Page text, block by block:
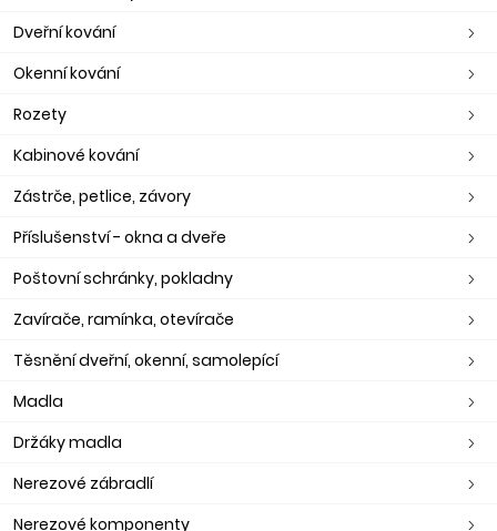
Dveřní kování
Okenní kování
Rozety
Kabinové kování
Zástrče, petlice, závory
Příslušenství - okna a dveře
Poštovní schránky, pokladny
Zavírače, ramínka, otevírače
Těsnění dveřní, okenní, samolepící
Madla
Držáky madla
Nerezové zábradlí
Nerezové komponenty